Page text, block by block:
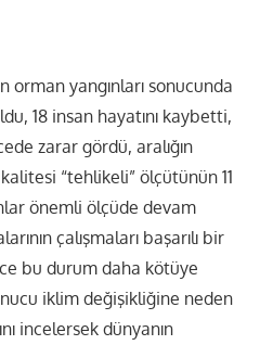
orman yangınları sonucunda
18 insan hayatını kaybetti,
zarar gördü, aralığın
“tehlikeli” ölçütünün 11
önemli ölçüde devam
çalışmaları başarılı bir
bu durum daha kötüye
iklim değişikliğine neden
incelersek dünyanın